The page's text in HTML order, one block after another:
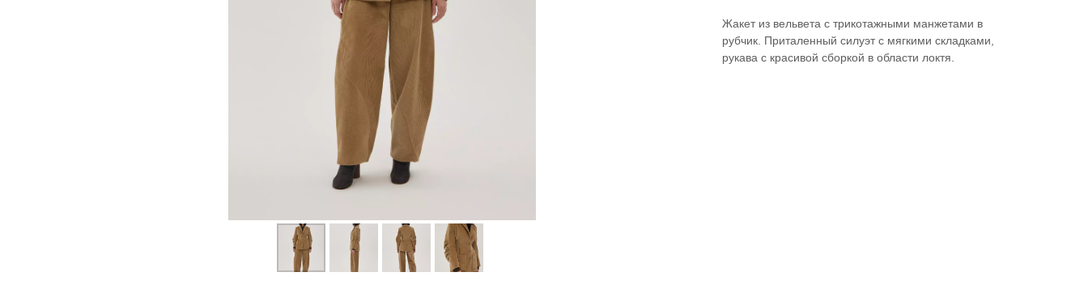
Жакет из вельвета с трикотажными манжетами в
рубчик. Приталенный силуэт с мягкими складками,
рукава с красивой сборкой в области локтя.